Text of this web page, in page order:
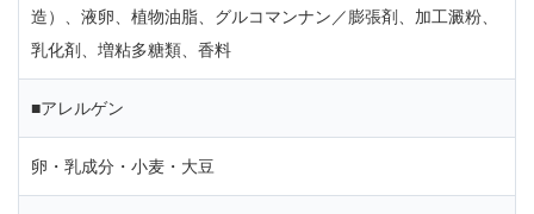
造）、液卵、植物油脂、グルコマンナン／膨張剤、加工澱粉、
乳化剤、増粘多糖類、香料
■アレルゲン
卵・乳成分・小麦・大豆